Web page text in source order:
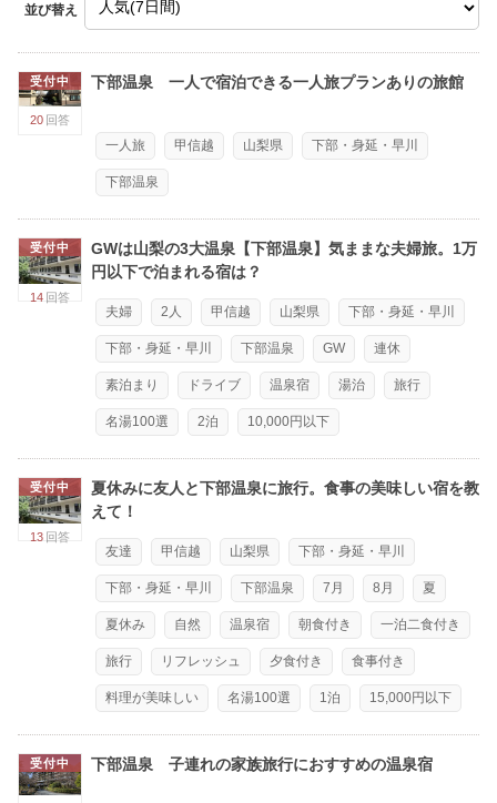
並び替え
受付中
20 回答
下部温泉 一人で宿泊できる一人旅プランありの旅館
一人旅 甲信越 山梨県 下部・身延・早川
下部温泉
受付中
14 回答
GWは山梨の3大温泉【下部温泉】気ままな夫婦旅。1万
円以下で泊まれる宿は？
夫婦 2人 甲信越 山梨県 下部・身延・早川
下部・身延・早川 下部温泉 GW 連休
素泊まり ドライブ 温泉宿 湯治 旅行
名湯100選 2泊 10,000円以下
受付中
13 回答
夏休みに友人と下部温泉に旅行。食事の美味しい宿を教
えて！
友達 甲信越 山梨県 下部・身延・早川
下部・身延・早川 下部温泉 7月 8月 夏
夏休み 自然 温泉宿 朝食付き 一泊二食付き
旅行 リフレッシュ 夕食付き 食事付き
料理が美味しい 名湯100選 1泊 15,000円以下
受付中 下部温泉 子連れの家族旅行におすすめの温泉宿